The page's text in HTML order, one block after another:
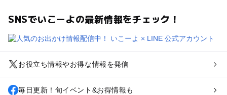
SNSでいこーよの最新情報をチェック！
お役立ち情報やお得な情報を発信
毎日更新！旬イベント&お得情報も